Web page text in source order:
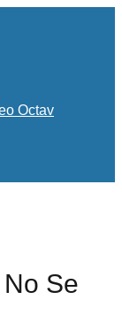
Octav
Se